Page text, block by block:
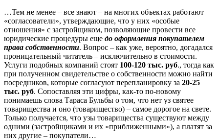
…Тем не менее – все знают – на многих объектах работают
«согласователи», утверждающие, что у них «особые
отношения» с застройщиком, позволяющие провести все
юридические процедуры еще до оформления покупателем
права собственности. Вопрос – как уже, вероятно, догадался
проницательный читатель – исключительно в стоимости.
Услуги подобных компаний стоят 100-120 тыс. руб., тогда как
при полученном свидетельстве о собственности можно найти
посредников, которые согласуют перепланировку за 20-25
тыс. руб. Сопоставляя эти цифры, как-то по-новому
понимаешь слова Тараса Бульбы о том, что нет уз святее
товарищества и оно (товарищество) – самое дорогое на свете.
Только получается, что узы товарищества существуют между
одними (застройщиками и их «приближенными»), а платят за
них другие – покупатели…